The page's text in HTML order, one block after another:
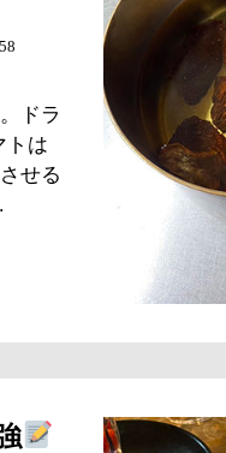
ドラ
トは
せる